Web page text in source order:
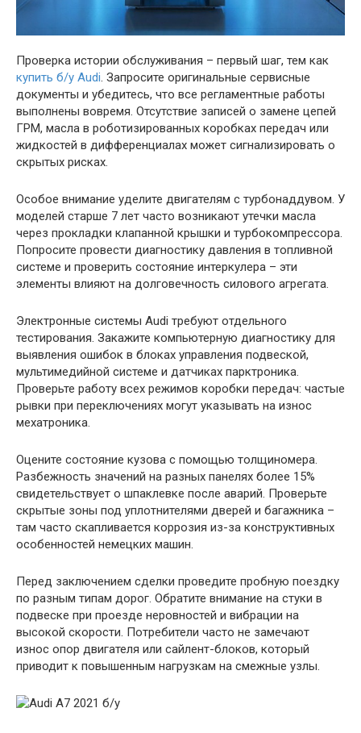
Проверка истории обслуживания – первый шаг, тем как
купить б/у Audi . Запросите оригинальные сервисные
документы и убедитесь, что все регламентные работы
выполнены вовремя. Отсутствие записей о замене цепей
ГРМ, масла в роботизированных коробках передач или
жидкостей в дифференциалах может сигнализировать о
скрытых рисках.
Особое внимание уделите двигателям с турбонаддувом. У
моделей старше 7 лет часто возникают утечки масла
через прокладки клапанной крышки и турбокомпрессора.
Попросите провести диагностику давления в топливной
системе и проверить состояние интеркулера – эти
элементы влияют на долговечность силового агрегата.
Электронные системы Audi требуют отдельного
тестирования. Закажите компьютерную диагностику для
выявления ошибок в блоках управления подвеской,
мультимедийной системе и датчиках парктроника.
Проверьте работу всех режимов коробки передач: частые
рывки при переключениях могут указывать на износ
мехатроника.
Оцените состояние кузова с помощью толщиномера.
Разбежность значений на разных панелях более 15%
свидетельствует о шпаклевке после аварий. Проверьте
скрытые зоны под уплотнителями дверей и багажника –
там часто скапливается коррозия из-за конструктивных
особенностей немецких машин.
Перед заключением сделки проведите пробную поездку
по разным типам дорог. Обратите внимание на стуки в
подвеске при проезде неровностей и вибрации на
высокой скорости. Потребители часто не замечают
износ опор двигателя или сайлент-блоков, который
приводит к повышенным нагрузкам на смежные узлы.